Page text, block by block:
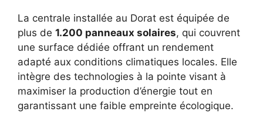
La centrale installée au Dorat est équipée de
plus de 1.200 panneaux solaires, qui couvrent
une surface dédiée offrant un rendement
adapté aux conditions climatiques locales. Elle
intègre des technologies à la pointe visant à
maximiser la production d’énergie tout en
garantissant une faible empreinte écologique.